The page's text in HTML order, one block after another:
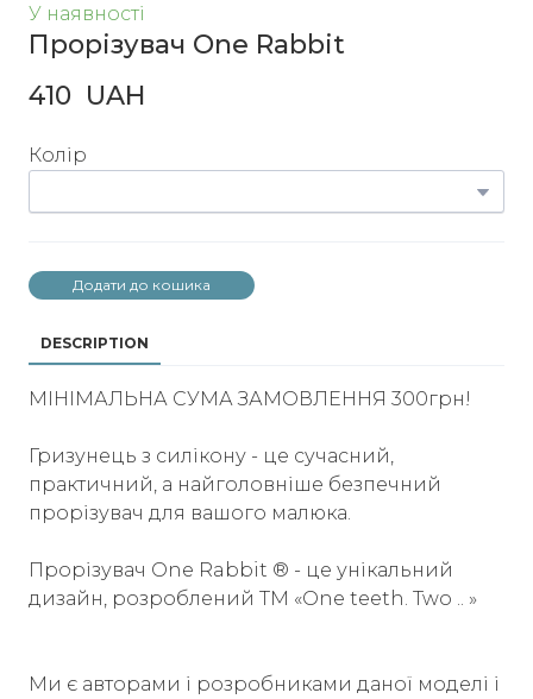
У наявності
Прорізувач One Rabbit
410  UAH
Колір
Додати до кошика
DESCRIPTION
МІНІМАЛЬНА СУМА ЗАМОВЛЕННЯ 300грн!
Гризунець з силікону - це сучасний,
практичний, а найголовніше безпечний
прорізувач для вашого малюка.
Прорізувач One Rabbit ® - це унікальний
дизайн, розроблений ТМ «One teeth. Two .. »
Ми є авторами і розробниками даної моделі і